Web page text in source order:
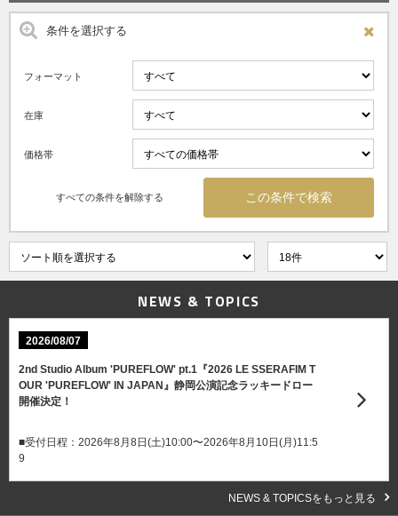
条件を選択する
フォーマット
在庫
価格帯
すべての条件を解除する
NEWS & TOPICS
2026/08/07
2nd Studio Album 'PUREFLOW' pt.1『2026 LE SSERAFIM T
OUR 'PUREFLOW' IN JAPAN』静岡公演記念ラッキードロー
開催決定！
■受付日程：2026年8月8日(土)10:00〜2026年8月10日(月)11:5
9
NEWS & TOPICSをもっと見る